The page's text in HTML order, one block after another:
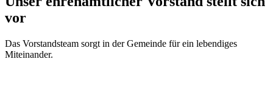
vor
Das Vorstandsteam sorgt in der Gemeinde für ein lebendiges
Miteinander.